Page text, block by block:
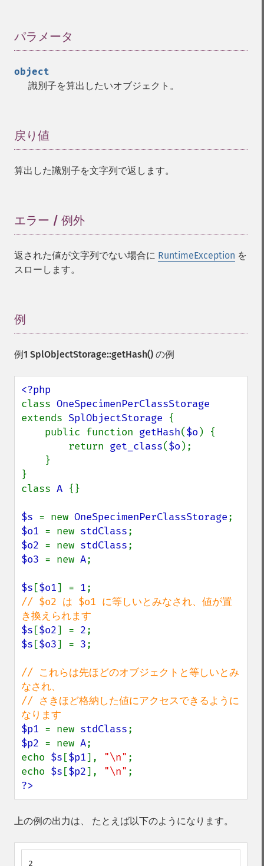
パラメータ
object
識別子を算出したいオブジェクト。
戻り値
算出した識別子を文字列で返します。
エラー / 例外
返された値が文字列でない場合に RuntimeException を
スローします。
例
例1 SplObjectStorage::getHash() の例
class
extends SplObjectStorage {
    public function
getHash($o ) {
        return
get_class($o );
}
class A {}
$s = new OneSpecimenPerClassStorage
$o1 = new stdClass
$o2 = new stdClass
$o3 = new A;
$s [$o1] = 1
// $o2 は $o1 に等しいとみなされ、値が置
$s [$o2] = 2
$s [$o3] = 3;
// これらは先ほどのオブジェクトと等しいとみ
なされ、
// さきほど格納した値にアクセスできるように
$p1 = new stdClass
$p2 = new A;
echo $s [$p1], "\n" ;
echo $s [$p2], "\n"
?>
上の例の出力は、 たとえば以下のようになります。
2